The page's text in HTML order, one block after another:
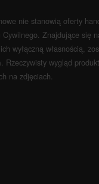
nie stanowią oferty
Znajdujące się
wyłączną własnością,
Rzeczywisty wygląd
na zdjęciach.